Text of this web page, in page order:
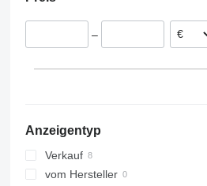
Belgien
–
Anzeigentyp
Verkauf
vom Hersteller